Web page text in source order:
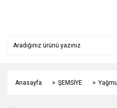
Anasayfa ŞEMSİYE